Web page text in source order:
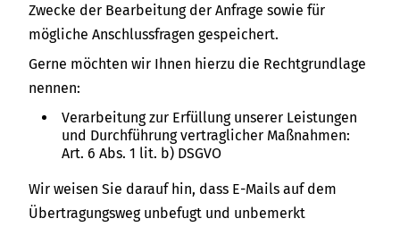
Zwecke der Bearbeitung der Anfrage sowie für
mögliche Anschlussfragen gespeichert.
Gerne möchten wir Ihnen hierzu die Rechtgrundlage
nennen:
Verarbeitung zur Erfüllung unserer Leistungen
und Durchführung vertraglicher Maßnahmen:
Art. 6 Abs. 1 lit. b) DSGVO
Wir weisen Sie darauf hin, dass E-Mails auf dem
Übertragungsweg unbefugt und unbemerkt